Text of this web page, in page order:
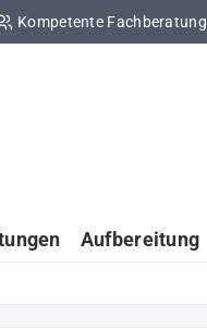
Kompetente Fachberatung
Aufbereitung